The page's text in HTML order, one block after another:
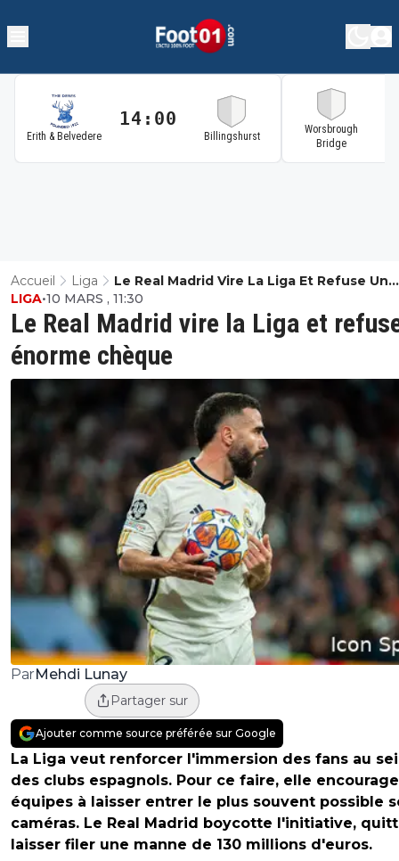
Erith & Belvedere
14:00
Billingshurst
Worsbrough
Bridge
Accueil Liga
Le Real Madrid Vire La Liga Et Refuse Un
Énorme Chèque
Le Real Madrid vire la Liga et
énorme chèque
LIGA•10 MARS , 11:30
ParMehdi Lunay
Partager sur
Ajouter comme source préférée sur Google
La Liga veut renforcer l'immersion des fans au
des clubs espagnols. Pour ce faire, elle
équipes à laisser entrer le plus souvent possible
caméras. Le Real Madrid boycotte l'initiative,
laisser filer une manne de 130 millions d'euros.